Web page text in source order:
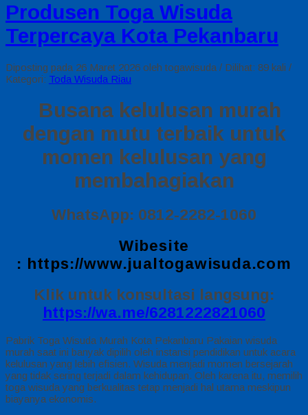
Produsen Toga Wisuda
Terpercaya Kota Pekanbaru
Diposting pada 26 Maret 2026 oleh togawisuda / Dilihat: 89 kali /
Kategori: Toda Wisuda Riau
Busana kelulusan murah
dengan mutu terbaik untuk
momen kelulusan yang
membahagiakan
WhatsApp: 0812-2282-1060
Wibesite
: https://www.jualtogawisuda.com
Klik untuk konsultasi langsung:
https://wa.me/6281222821060
Pabrik Toga Wisuda Murah Kota Pekanbaru Pakaian wisuda
murah saat ini banyak dipilih oleh instansi pendidikan untuk acara
kelulusan yang lebih efisien. Wisuda menjadi momen bersejarah
yang tidak sering terjadi dalam kehidupan. Oleh karena itu, memilih
toga wisuda yang berkualitas tetap menjadi hal utama meskipun
biayanya ekonomis.